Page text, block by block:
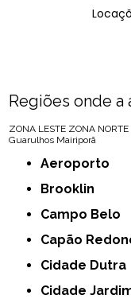
Regiões onde a
ZONA LESTE ZONA NORTE
Guarulhos Mairiporã
Aeroporto
Brooklin
Campo Belo
Capão
Cidade Dutra
Cidade